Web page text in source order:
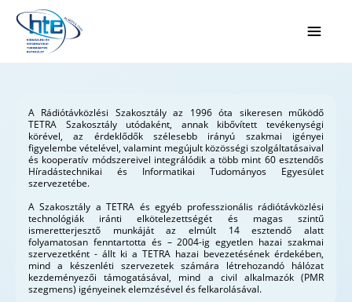
Ugrás a fő tartalomhoz
A Rádiótávközlési Szakosztály az 1996 óta sikeresen működő
TETRA Szakosztály utódaként, annak kibővített tevékenységi
körével, az érdeklődők szélesebb irányú szakmai igényei
figyelembe vételével, valamint megújult közösségi szolgáltatásaival
és kooperatív módszereivel integrálódik a több mint 60 esztendős
Híradástechnikai és Informatikai Tudományos Egyesület
szervezetébe.
A Szakosztály a TETRA és egyéb professzionális rádiótávközlési
technológiák iránti elkötelezettségét és magas szintű
ismeretterjesztő munkáját az elmúlt 14 esztendő alatt
folyamatosan fenntartotta és – 2004-ig egyetlen hazai szakmai
szervezetként - állt ki a TETRA hazai bevezetésének érdekében,
mind a készenléti szervezetek számára létrehozandó hálózat
kezdeményezői támogatásával, mind a civil alkalmazók (PMR
szegmens) igényeinek elemzésével és felkarolásával.